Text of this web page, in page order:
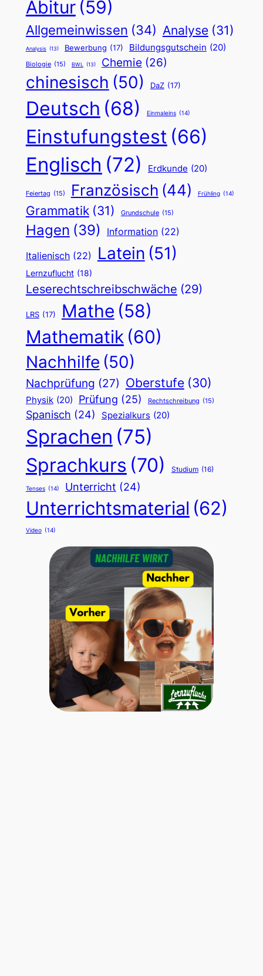
Abitur (59)
Allgemeinwissen (34) Analyse (31)
Analysis (13) Bewerbung (17) Bildungsgutschein (20)
Biologie (15) BWL (13) Chemie (26)
chinesisch (50) DaZ (17)
Deutsch (68) Einmaleins (14)
Einstufungstest (66)
Englisch (72) Erdkunde (20)
Feiertag (15) Französisch (44) Frühling (14)
Grammatik (31) Grundschule (15)
Hagen (39) Information (22)
Italienisch (22) Latein (51)
Lernzuflucht (18)
Leserechtschreibschwäche (29)
LRS (17) Mathe (58)
Mathematik (60)
Nachhilfe (50)
Nachprüfung (27) Oberstufe (30)
Physik (20) Prüfung (25) Rechtschreibung (15)
Spanisch (24) Spezialkurs (20)
Sprachen (75)
Sprachkurs (70) Studium (16)
Tenses (14) Unterricht (24)
Unterrichtsmaterial (62)
Video (14)